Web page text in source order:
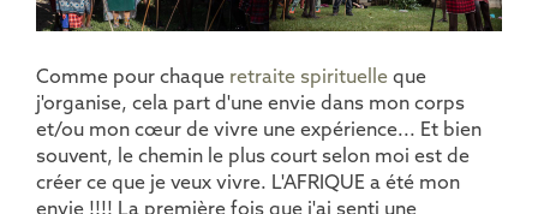
Comme pour chaque retraite spirituelle que
j'organise, cela part d'une envie dans mon corps
et/ou mon cœur de vivre une expérience... Et bien
souvent, le chemin le plus court selon moi est de
créer ce que je veux vivre. L'AFRIQUE a été mon
envie !!!! La première fois que j'ai senti une